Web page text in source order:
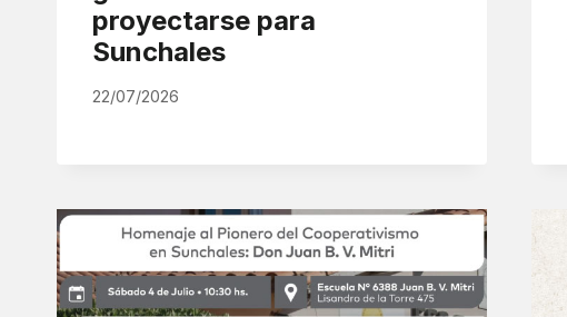
proyectarse para
Sunchales
22/07/2026